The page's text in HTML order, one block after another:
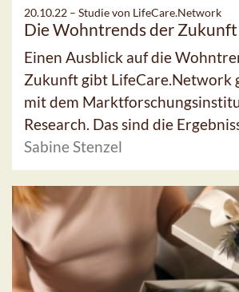
20.10.22 – Studie von LifeCare.Network
Die Wohntrends der Zukunft
Einen Ausblick auf die
Zukunft gibt LifeCare.Network
mit dem
Research. Das sind die
Sabine Stenzel